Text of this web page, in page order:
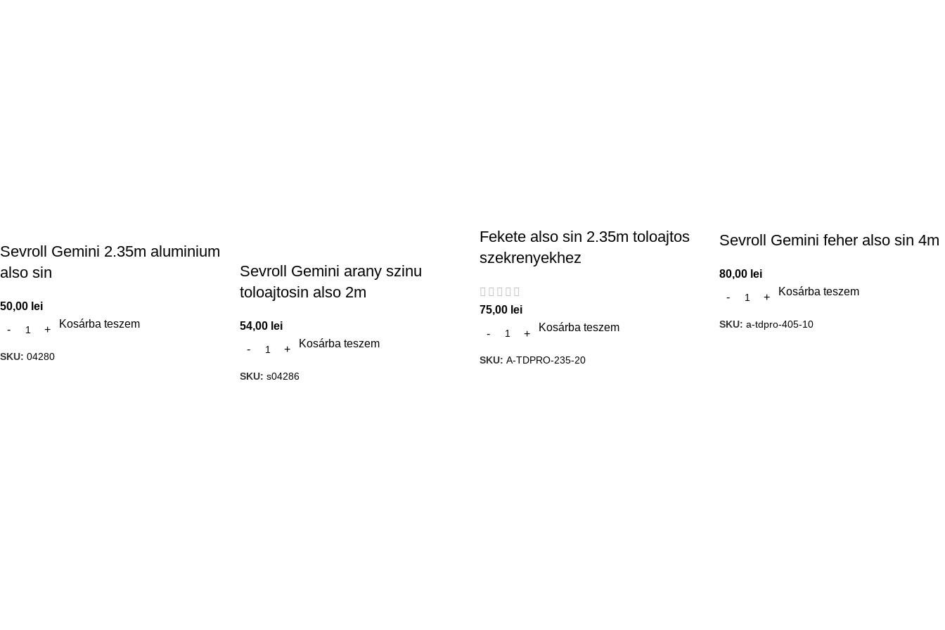
Sevroll Gemini 2.35m aluminium
also sin
50,00 lei
Kosárba teszem
SKU: 04280
Sevroll Gemini arany szinu
toloajtosin also 2m
54,00 lei
Kosárba teszem
SKU: s04286
Fekete also sin 2.35m toloajtos
szekrenyekhez
75,00 lei
Kosárba teszem
SKU: A-TDPRO-235-20
Sevroll Gemini feher also sin 4m
80,00 lei
Kosárba teszem
SKU: a-tdpro-405-10